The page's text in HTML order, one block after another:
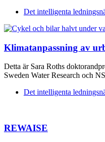
Det intelligenta
Klimatanpassning av
Detta är Sara Roths
Sweden Water Research och
Det intelligenta
REWAISE